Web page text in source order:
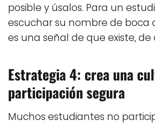
posible y úsalos. Para un
escuchar su nombre de boca
es una señal de que existe,
Estrategia 4: crea una
participación segura
Muchos estudiantes no